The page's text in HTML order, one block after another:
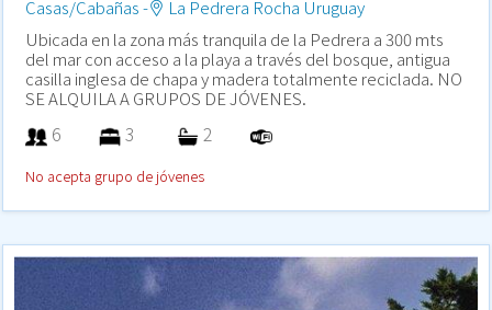
Casas/Cabañas -
La Pedrera Rocha Uruguay
Ubicada en la zona más tranquila de la Pedrera a 300 mts
del mar con acceso a la playa a través del bosque, antigua
casilla inglesa de chapa y madera totalmente reciclada. NO
SE ALQUILA A GRUPOS DE JÓVENES.
6 3 2
No acepta grupo de jóvenes